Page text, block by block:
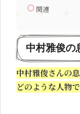
関連
中村雅俊の
中村雅俊さんの
どのような人物